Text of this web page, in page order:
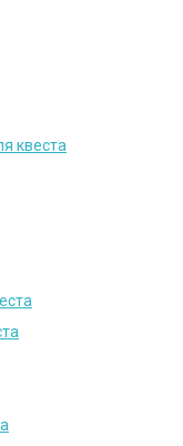
квеста